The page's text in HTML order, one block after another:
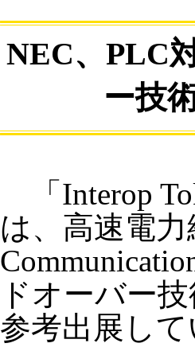
NEC、PLC
ー技
「Interop
は、高速電力
ドオーバー
参考出展し